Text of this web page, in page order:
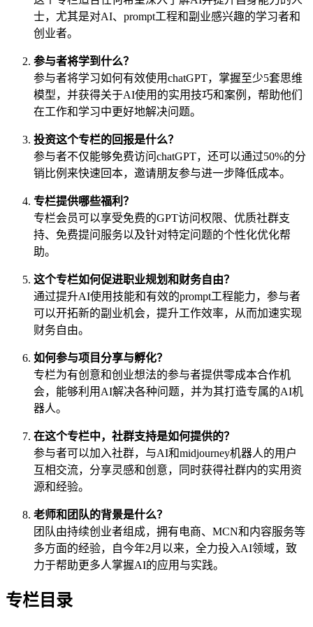
士，尤其是对AI、prompt工程和副业感兴趣的学习者和
创业者。
参与者将学到什么？
参与者将学习如何有效使用chatGPT，掌握至少5套思维
模型，并获得关于AI使用的实用技巧和案例，帮助他们
在工作和学习中更好地解决问题。
投资这个专栏的回报是什么？
参与者不仅能够免费访问chatGPT，还可以通过50%的分
销比例来快速回本，邀请朋友参与进一步降低成本。
专栏提供哪些福利？
专栏会员可以享受免费的GPT访问权限、优质社群支
持、免费提问服务以及针对特定问题的个性化优化帮
助。
这个专栏如何促进职业规划和财务自由？
通过提升AI使用技能和有效的prompt工程能力，参与者
可以开拓新的副业机会，提升工作效率，从而加速实现
财务自由。
如何参与项目分享与孵化？
专栏为有创意和创业想法的参与者提供零成本合作机
会，能够利用AI解决各种问题，并为其打造专属的AI机
器人。
在这个专栏中，社群支持是如何提供的？
参与者可以加入社群，与AI和midjourney机器人的用户
互相交流，分享灵感和创意，同时获得社群内的实用资
源和经验。
老师和团队的背景是什么？
团队由持续创业者组成，拥有电商、MCN和内容服务等
多方面的经验，自今年2月以来，全力投入AI领域，致
力于帮助更多人掌握AI的应用与实践。
专栏目录